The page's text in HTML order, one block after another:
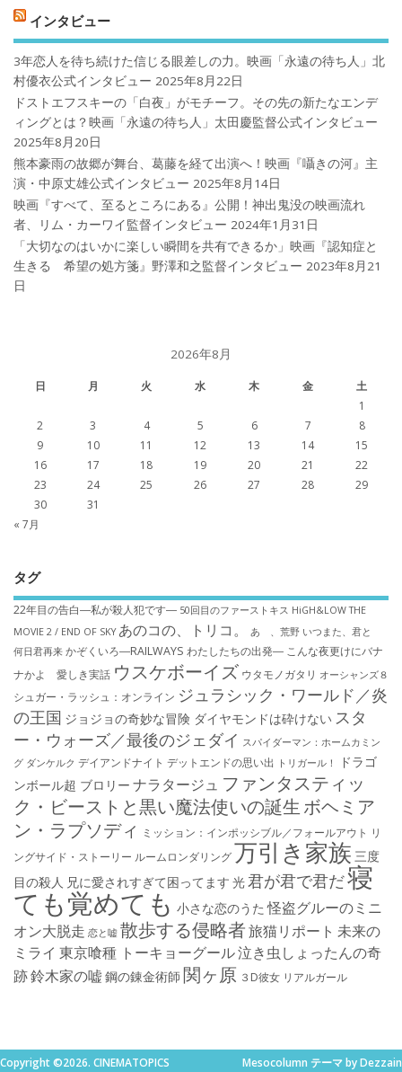
インタビュー
3年恋人を待ち続けた信じる眼差しの力。映画「永遠の待ち人」北
村優衣公式インタビュー 2025年8月22日
ドストエフスキーの「白夜」がモチーフ。その先の新たなエンデ
ィングとは？映画「永遠の待ち人」太田慶監督公式インタビュー
2025年8月20日
熊本豪雨の故郷が舞台、葛藤を経て出演へ！映画『囁きの河』主
演・中原丈雄公式インタビュー 2025年8月14日
映画『すべて、至るところにある』公開！神出鬼没の映画流れ
者、リム・カーワイ監督インタビュー 2024年1月31日
「大切なのはいかに楽しい瞬間を共有できるか」映画『認知症と
生きる 希望の処方箋』野澤和之監督インタビュー 2023年8月21
日
2026年8月
日 月 火 水 木 金
土
1
2
3 4 5 6 7
8
9
10 11 12 13 14
15
16
17 18 19 20 21
22
23
24 25 26 27 28
29
30
31
« 7月
タグ
22年目の告白―私が殺人犯です― 50回目のファーストキス HiGH&LOW THE
MOVIE 2 / END OF SKY あのコの、トリコ。 あゝ、荒野 いつまた、君と
何日君再来 かぞくいろ―RAILWAYS わたしたちの出発― こんな夜更けにバナ
ナかよ 愛しき実話 ウスケボーイズ ウタモノガタリ オーシャンズ８
シュガー・ラッシュ：オ​ンライン ジュラシック・ワールド／炎
の王国 ジョジョの奇妙な冒険 ダイヤモンドは砕けない スタ
ー・ウォーズ／最後のジェダイ スパイダーマン：ホームカミン
グ ダンケルク デイアンドナイト デットエンドの思い出 トリガール！
ドラゴ
ンボール超 ブロリー ナラタージュ ファンタスティッ
ク・ビーストと黒い魔法使いの誕生 ボヘミア
ン・ラプソディ ミッション：インポッシブル／フォールアウト リ
ングサイド・ストーリー ルームロンダリング万引き家族 三度
目の殺人 兄に愛されすぎて困ってます 光君が君で君だ寝
ても覚めても 小さな恋のうた 怪盗グルーのミニ
オン大脱走 恋と嘘 散歩する侵略者旅猫リポート 未来の
ミライ 東京喰種 トーキョーグール泣き虫しょったんの奇
跡鈴木家の嘘 鋼の錬金術師 関ヶ原 ３D彼女 リアルガール
Copyright ©2026. CINEMATOPICS Mesocolumn テーマ by Dezzain